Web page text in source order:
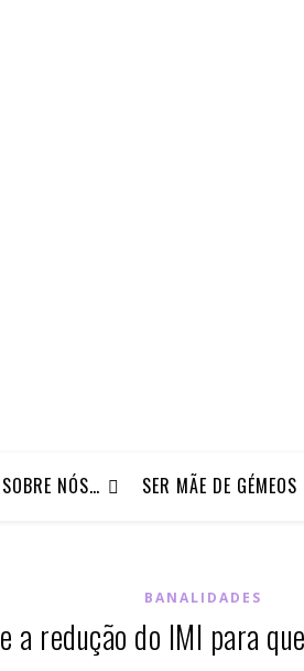
SOBRE NÓS… SER MÃE DE GÉMEOS
BANALIDADES
a redução do IMI para